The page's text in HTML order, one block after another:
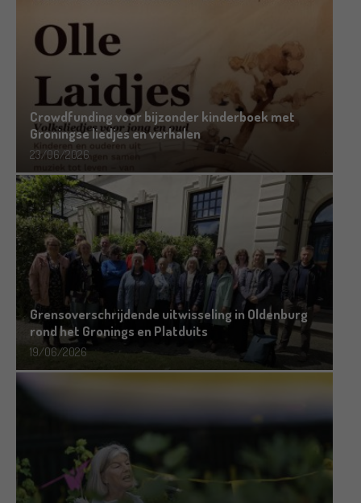
Crowdfunding voor bijzonder kinderboek met
Groningse liedjes en verhalen
23/06/2026
Grensoverschrijdende uitwisseling in Oldenburg
rond het Gronings en Platduits
19/06/2026